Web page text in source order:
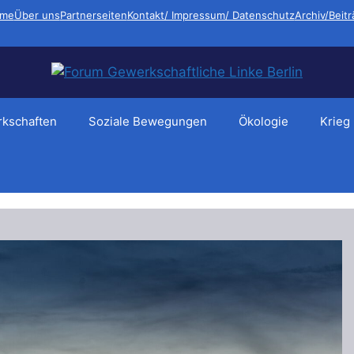
Über unsPartnerseitenKontakt/ Impressum/ DatenschutzArchiv/
Soziale Bewegungen Ökologie Krieg